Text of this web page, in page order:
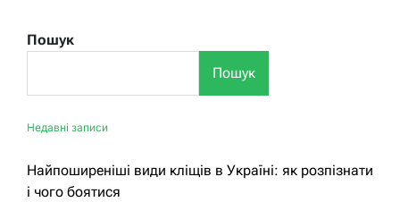
Пошук
Пошук
Недавні записи
Найпоширеніші види кліщів в Україні: як розпізнати
і чого боятися